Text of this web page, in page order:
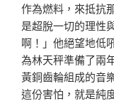
作為燃料，來抵抗
是超脫一切的理性
啊！」他絕望地低
為林天秤準備了兩
黃銅齒輪組成的音
這份害怕，就是純